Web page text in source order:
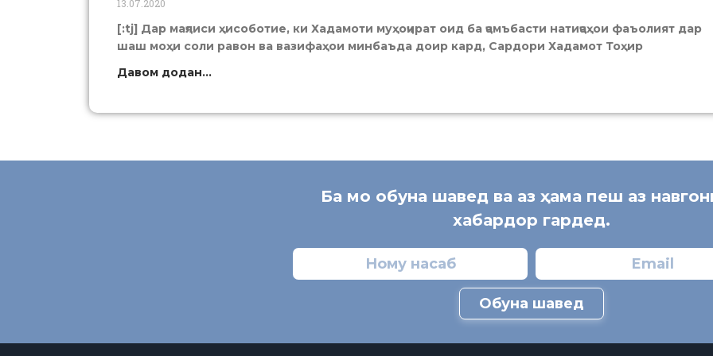
13.07.2020
[:tj] Дар маҷлиси ҳисоботие, ки Хадамоти муҳоҷират оид ба ҷамъбасти натиҷаҳои фаъолият дар
шаш моҳи соли равон ва вазифаҳои минбаъда доир кард, Сардори Хадамот Тоҳир
Давом додан...
Ба мо обуна шавед ва аз ҳама пеш аз
хабардор гардед.
Обуна шавед